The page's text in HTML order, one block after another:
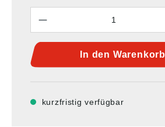
In den Warenkorb
kurzfristig verfügbar